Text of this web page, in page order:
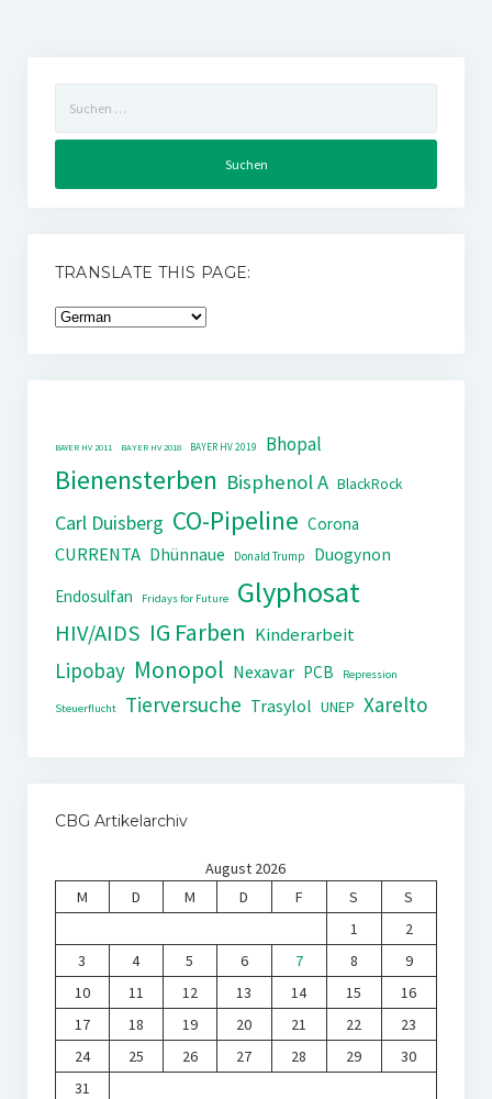
nach:
TRANSLATE THIS PAGE:
BAYER HV 2011 BAYER HV 2018 BAYER HV 2019 Bhopal
Bienensterben Bisphenol A BlackRock
Carl Duisberg CO-Pipeline Corona
CURRENTA Dhünnaue Donald Trump
Duogynon
Endosulfan
Fridays for Future Glyphosat
HIV/AIDS IG Farben Kinderarbeit
Lipobay Monopol Nexavar PCB Repression
Steuerflucht Tierversuche Trasylol UNEP Xarelto
CBG Artikelarchiv
August 2026
M
D M D F S
S
1
2
3
4 5 6 7 8
9
10
11 12 13 14 15
16
17
18 19 20 21 22
23
24
25 26 27 28 29
30
31